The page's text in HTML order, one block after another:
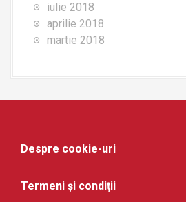
iulie 2018
aprilie 2018
martie 2018
Despre cookie-uri
Termeni și condiții